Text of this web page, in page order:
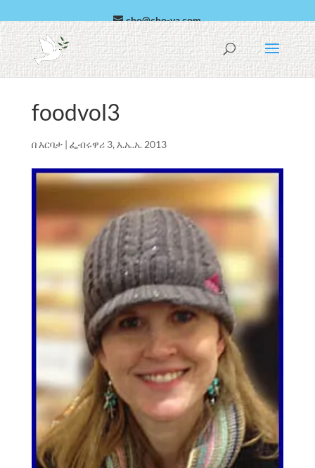
cho@cho-va.com
አረብኛ
Español
foodvol3
በእርባታ| ፌብሩዋሪ 3, እ.ኤ.አ. 2013